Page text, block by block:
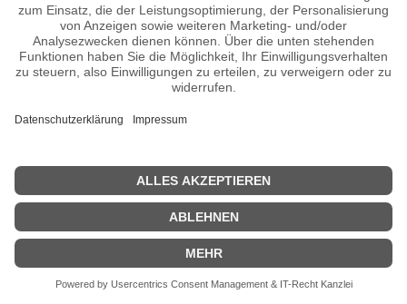
| © 2013–2025 was-war-wann.de. Alle Rechte vorbehalten. |
|1700|1600|1600